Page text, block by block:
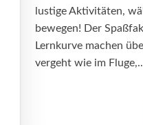
lustige Aktivitäten,
bewegen! Der
Lernkurve machen
vergeht wie im